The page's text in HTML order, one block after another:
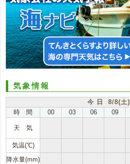
気象情報
今 日 8/8(土)
時 間
00 03 06 09
天 気
気温(℃)
降水量(mm)